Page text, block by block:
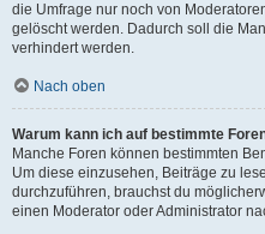
die Umfrage nur noch von
gelöscht werden. Dadurch soll die
verhindert werden.
Nach oben
Warum kann ich auf bestimmte
Manche Foren können bestimmten
Um diese einzusehen, Beiträge zu
durchzuführen, brauchst du
einen Moderator oder Administrator